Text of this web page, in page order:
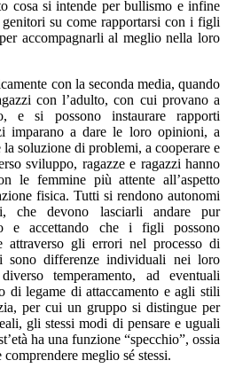
cosa si intende per bullismo e infine
su come rapportarsi con i figli
accompagnarli al meglio nella loro
con la seconda media, quando
con l’adulto, con cui provano a
e si possono instaurare rapporti
imparano a dare le loro opinioni, a
soluzione di problemi, a cooperare e
sviluppo, ragazze e ragazzi hanno
le femmine più attente all’aspetto
fisica. Tutti si rendono autonomi
che devono lasciarli andare pur
e accettando che i figli possono
attraverso gli errori nel processo di
sono differenze individuali nei loro
temperamento, ad eventuali
di legame di attaccamento e agli stili
per cui un gruppo si distingue per
gli stessi modi di pensare e uguali
ha una funzione “specchio”, ossia
meglio sé stessi.